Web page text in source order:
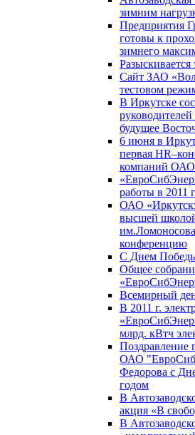
зимним
Предприятия
готовы к
зимнего
Разыскивается
Сайт ЗАО
тестовом
В Иркутске
будущее
6 июня в
первая
компаний ОАО
работы в 2011
ОАО
высшей
конференцию
С Днем
Общее
Всемирный
В 2011 г.
млрд. кВтч
Поздравление
ОАО
Федорова с
годом
В
акция «В
В